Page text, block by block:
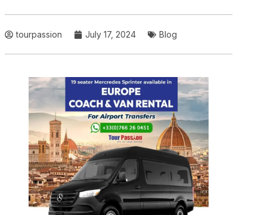
tourpassion July 17, 2024 Blog